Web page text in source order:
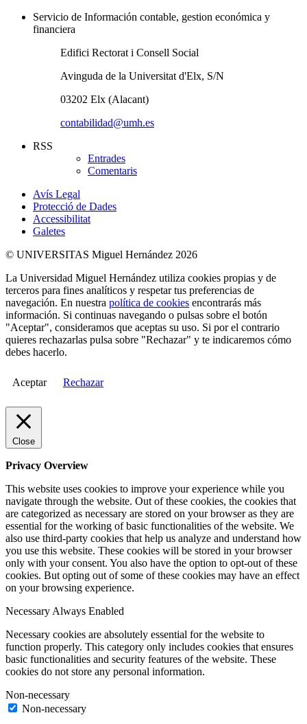
Servicio de Información contable, gestion económica y
financiera
Edifici Rectorat i Consell Social
Avinguda de la Universitat d'Elx, S/N
03202 Elx (Alacant)
contabilidad@umh.es
RSS
Entrades
Comentaris
Avís Legal
Protecció de Dades
Accessibilitat
Galetes
© UNIVERSITAS Miguel Hernández 2026
La Universidad Miguel Hernández utiliza cookies propias y de
terceros para fines analíticos y respetar tus preferencias de
navegación. En nuestra política de cookies encontrarás más
información. Si continuas navegando o pulsas sobre el botón
"Aceptar", consideramos que aceptas su uso. Si por el contrario
quieres rechazarlas pulsa sobre "Rechazar" y te indicaremos cómo
debes hacerlo.
Aceptar Rechazar
Close
Privacy Overview
This website uses cookies to improve your experience while you
navigate through the website. Out of these cookies, the cookies that
are categorized as necessary are stored on your browser as they are
essential for the working of basic functionalities of the website. We
also use third-party cookies that help us analyze and understand how
you use this website. These cookies will be stored in your browser
only with your consent. You also have the option to opt-out of these
cookies. But opting out of some of these cookies may have an effect
on your browsing experience.
Necessary Always Enabled
Necessary cookies are absolutely essential for the website to
function properly. This category only includes cookies that ensures
basic functionalities and security features of the website. These
cookies do not store any personal information.
Non-necessary
Non-necessary